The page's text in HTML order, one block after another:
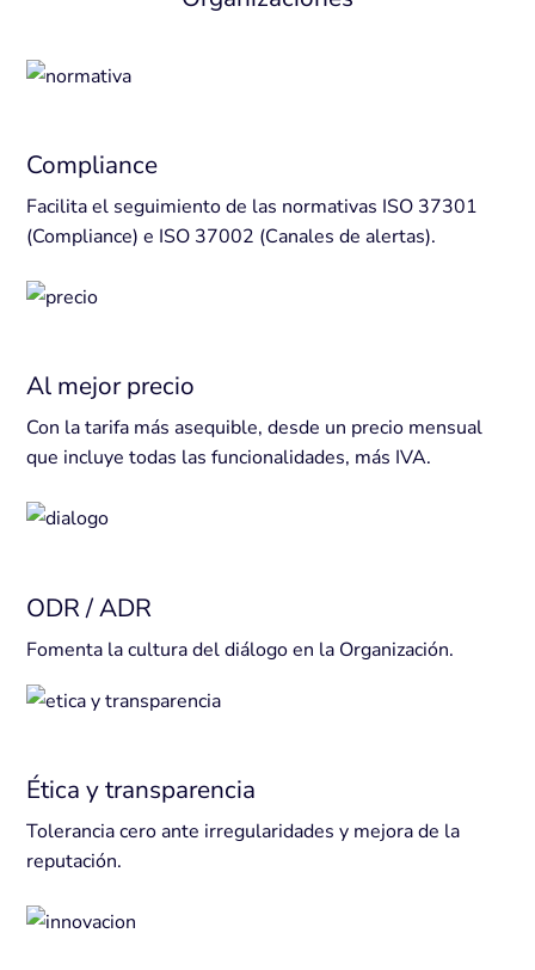
Compliance
Facilita el seguimiento de las normativas ISO 37301
(Compliance) e ISO 37002 (Canales de alertas).
Al mejor precio
Con la tarifa más asequible, desde un precio mensual
que incluye todas las funcionalidades, más IVA.
ODR / ADR
Fomenta la cultura del diálogo en la Organización.
Ética y transparencia
Tolerancia cero ante irregularidades y mejora de la
reputación.